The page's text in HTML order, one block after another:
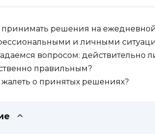
решения на ежедневной
и личными
вопросом: действительно
правильным?